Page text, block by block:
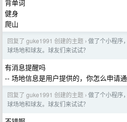
背单词
健身
爬山
回复了 guke1991 创建的主题 › 做了个小程序
球场地和球友。球友们来试试？
有消息提醒吗
-- 场地信息是用户提供的，你怎么申请
回复了 guke1991 创建的主题 › 做了个小程序
球场地和球友。球友们来试试？